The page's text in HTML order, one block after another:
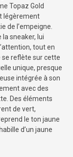
Topaz Gold
légèrement
de l’empeigne.
sneaker, lui
tout en
reflète sur cette
unique, presque
intégrée à son
avec des
Des éléments
de vert,
le ton jaune
d’un jaune